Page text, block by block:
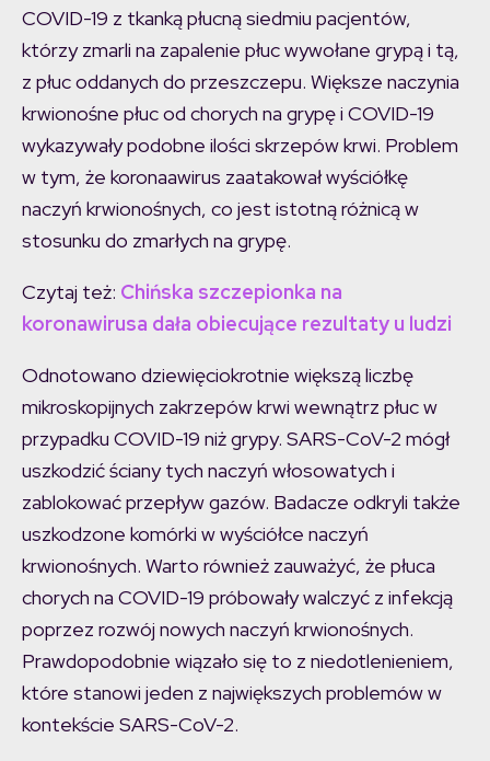
COVID-19 z tkanką płucną siedmiu pacjentów,
którzy zmarli na zapalenie płuc wywołane grypą i tą,
z płuc oddanych do przeszczepu. Większe naczynia
krwionośne płuc od chorych na grypę i COVID-19
wykazywały podobne ilości skrzepów krwi. Problem
w tym, że koronaawirus zaatakował wyściółkę
naczyń krwionośnych, co jest istotną różnicą w
stosunku do zmarłych na grypę.
Czytaj też: Chińska szczepionka na
koronawirusa dała obiecujące rezultaty u ludzi
Odnotowano dziewięciokrotnie większą liczbę
mikroskopijnych zakrzepów krwi wewnątrz płuc w
przypadku COVID-19 niż grypy. SARS-CoV-2 mógł
uszkodzić ściany tych naczyń włosowatych i
zablokować przepływ gazów. Badacze odkryli także
uszkodzone komórki w wyściółce naczyń
krwionośnych. Warto również zauważyć, że płuca
chorych na COVID-19 próbowały walczyć z infekcją
poprzez rozwój nowych naczyń krwionośnych.
Prawdopodobnie wiązało się to z niedotlenieniem,
które stanowi jeden z największych problemów w
kontekście SARS-CoV-2.